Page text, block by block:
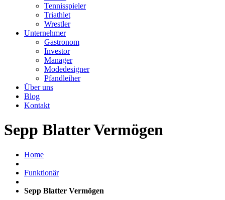
Tennisspieler
Triathlet
Wrestler
Unternehmer
Gastronom
Investor
Manager
Modedesigner
Pfandleiher
Über uns
Blog
Kontakt
Sepp Blatter Vermögen
Home
Funktionär
Sepp Blatter Vermögen